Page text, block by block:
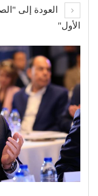
العودة إلى
الأول"